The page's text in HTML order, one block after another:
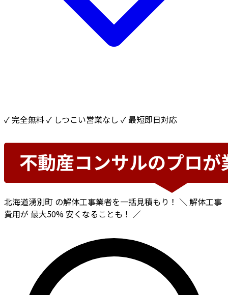
✓ 完全無料 ✓ しつこい営業なし ✓ 最短即日対応
北海道湧別町 の解体工事業者を一括見積もり！ ＼ 解体工事
費用が 最大50%安くなることも！ ／